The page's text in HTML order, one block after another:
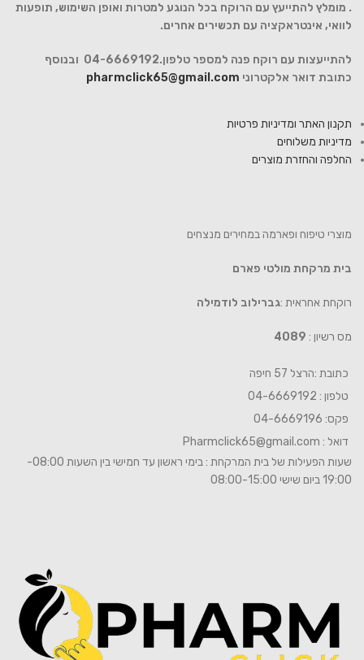
. מומלץ להתייעץ עם הרוקח בכל הנוגע למטרות ואופן השימוש, תופעות
לוואי, אינטראקציה עם תכשירים אחרים.
להתייעצות עם רוקח פנה למספר טלפון.04-6669192 ובנוסף
כתובת דואר אלקטרוני pharmclick65@gmail.com
תקנון האתר ומדיניות פרטיות
מדיניות משלוחים
החלפה והחזרת מוצרים
מוצרי טיפוח ופארמה במחירים מנצחים
בית מרקחת מולטי פארם
רוקחת אחראית :גברילוב לודמילה
מס רשיון : 4089
כתובת :הרצל 57 חיפה
טלפון : 04-6669192
פקס: 04-6669196
דואל : Pharmclick65@gmail.com
שעות הפעילות של בית המרקחת : בימי ראשון עד חמישי בין השעות 08:00-
19:00 ביום שישי 08:00-15:00